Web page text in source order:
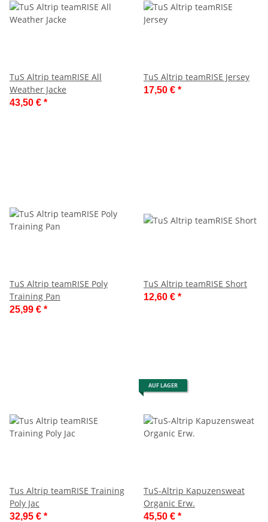
TuS Altrip teamRISE All
Weather Jacke
43,50 € *
TuS Altrip teamRISE Jersey
17,50 € *
TuS Altrip teamRISE Poly
Training Pan
25,99 € *
TuS Altrip teamRISE Short
12,60 € *
Tus Altrip teamRISE Training
Poly Jac
32,95 € *
AUF LAGER
TuS-Altrip Kapuzensweat
Organic Erw.
45,50 € *